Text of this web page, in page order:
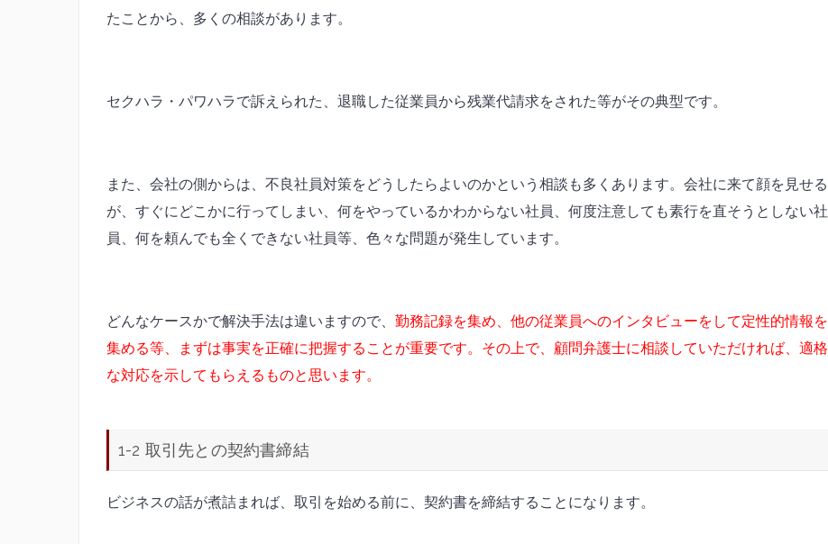
たことから、多くの相談があります。
セクハラ・パワハラで訴えられた、退職した従業員から残業代請求をされた等がその典型です。
また、会社の側からは、不良社員対策をどうしたらよいのかという相談も多くあります。会社に来て顔を見せる
が、すぐにどこかに行ってしまい、何をやっているかわからない社員、何度注意しても素行を直そうとしない社
員、何を頼んでも全くできない社員等、色々な問題が発生しています。
どんなケースかで解決手法は違いますので、 勤務記録を集め、他の従業員へのインタビューをして定性的情報を
集める等、まずは事実を正確に把握することが重要です。その上で、顧問弁護士に相談していただければ、適格
な対応を示してもらえるものと思います。
1-2 取引先との契約書締結
ビジネスの話が煮詰まれば、取引を始める前に、契約書を締結することになります。